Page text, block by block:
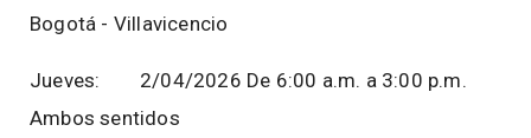
Bogotá - Villavicencio
Jueves:
2/04/2026 De 6:00 a.m. a 3:00 p.m.
Ambos sentidos